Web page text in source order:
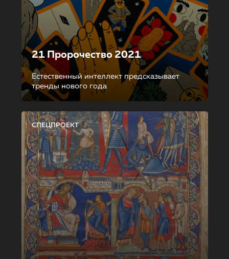
21 Пророчество 2021
Естественный интеллект предсказывает
тренды нового года
СПЕЦПРОЕКТ